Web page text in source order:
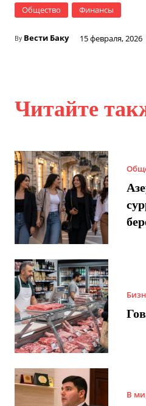
Общество Финансы
By Вести Баку 15 февраля, 2026
Читайте
В